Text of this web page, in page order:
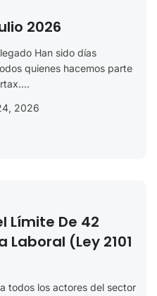
2026
Han sido días
quienes hacemos parte
2026
Límite De 42
Laboral (Ley 2101
todos los actores del sector